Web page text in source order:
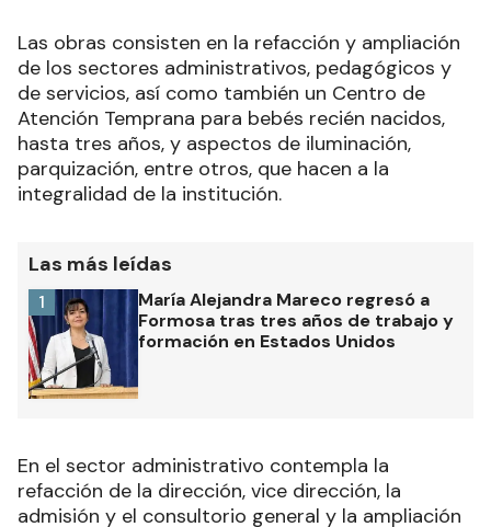
Las obras consisten en la refacción y ampliación
de los sectores administrativos, pedagógicos y
de servicios, así como también un Centro de
Atención Temprana para bebés recién nacidos,
hasta tres años, y aspectos de iluminación,
parquización, entre otros, que hacen a la
integralidad de la institución.
Las más leídas
María Alejandra Mareco regresó a
Formosa tras tres años de trabajo y
formación en Estados Unidos
1
En el sector administrativo contempla la
refacción de la dirección, vice dirección, la
admisión y el consultorio general y la ampliación